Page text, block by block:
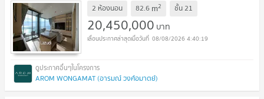
2 ห้องนอน 82.6 m2 ชั้น21
20,450,000 บาท
08/08/2026 4:40:19
AROM WONGAMAT (อารมณ์ วงศ์อมาตย์)